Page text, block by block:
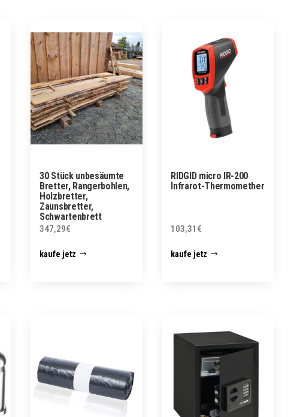
30 Stück unbesäumte
Bretter, Rangerbohlen,
Holzbretter,
Zaunsbretter,
Schwartenbrett
347,29€
kaufe jetz
RIDGID micro IR-200
Infrarot-Thermomether
103,31 €
kaufe jetz